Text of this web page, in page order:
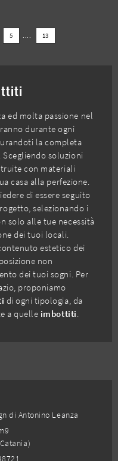
5 13
ed molta passione nel
durante ogni
la completa
soluzioni
con materiali
casa alla perfezione.
di essere seguito
selezionando i
solo alle tue necessità
dei tuoi locali.
estetico dei
non
dei tuoi sogni. Per
proponiamo
di ogni tipologia, da
a quelle imbottiti
di Antonino Leanza